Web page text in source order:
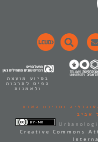
בסיוע מועצת
הפיס לתרבות
ולאמנות
וסביבת האדם.
אביב
Creative Commons